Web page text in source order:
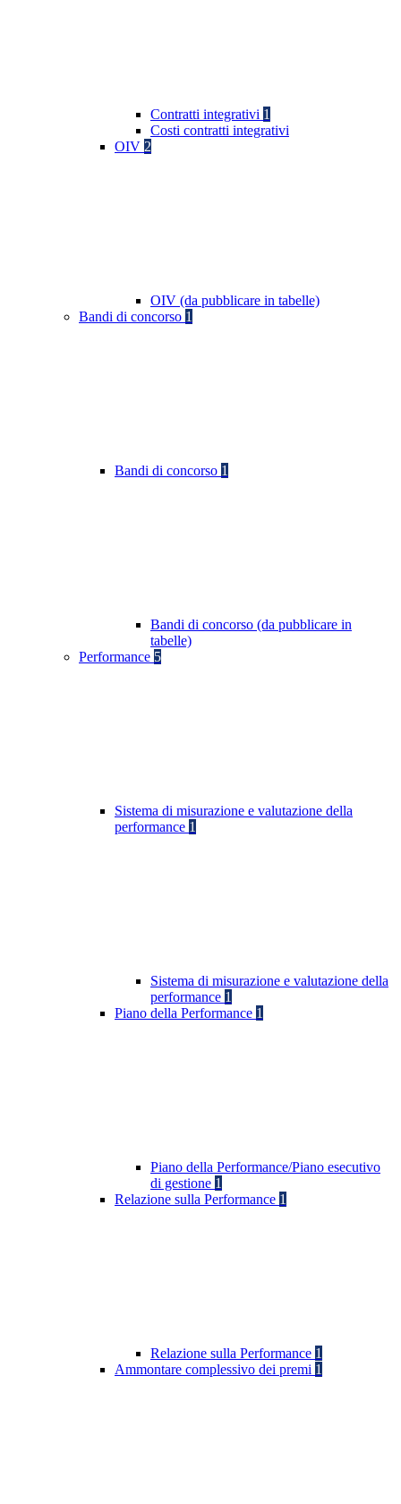
Contratti integrativi 1
Costi contratti integrativi
OIV 2
OIV (da pubblicare in tabelle)
Bandi di concorso 1
Bandi di concorso 1
Bandi di concorso (da pubblicare in
tabelle)
Performance 5
Sistema di misurazione e valutazione della
performance 1
Sistema di misurazione e valutazione della
performance 1
Piano della Performance 1
Piano della Performance/Piano esecutivo
di gestione 1
Relazione sulla Performance 1
Relazione sulla Performance 1
Ammontare complessivo dei premi 1